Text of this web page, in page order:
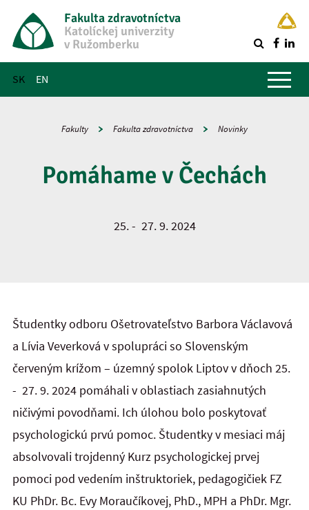
Fakulta zdravotníctva
Katolíckej univerzity
v Ružomberku
SK EN
Hlavné menu
Fakulty Fakulta zdravotníctva Novinky
Pomáhame v Čechách
25. - 27. 9. 2024
Študentky odboru Ošetrovateľstvo Barbora Václavová
a Lívia Veverková v spolupráci so Slovenským
červeným krížom – územný spolok Liptov v dňoch 25.
- 27. 9. 2024 pomáhali v oblastiach zasiahnutých
ničivými povodňami. Ich úlohou bolo poskytovať
psychologickú prvú pomoc. Študentky v mesiaci máj
absolvovali trojdenný Kurz psychologickej prvej
pomoci pod vedením inštruktoriek, pedagogičiek FZ
KU PhDr. Bc. Evy Moraučíkovej, PhD., MPH a PhDr. Mgr.